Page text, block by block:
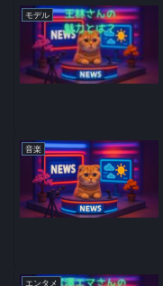
モデル
音楽
エンタメ